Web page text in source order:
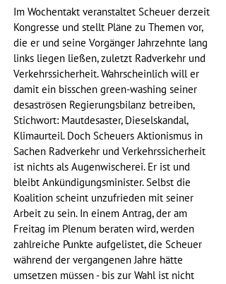
Im Wochentakt veranstaltet Scheuer derzeit
Kongresse und stellt Pläne zu Themen vor,
die er und seine Vorgänger Jahrzehnte lang
links liegen ließen, zuletzt Radverkehr und
Verkehrssicherheit. Wahrscheinlich will er
damit ein bisschen green-washing seiner
desaströsen Regierungsbilanz betreiben,
Stichwort: Mautdesaster, Dieselskandal,
Klimaurteil. Doch Scheuers Aktionismus in
Sachen Radverkehr und Verkehrssicherheit
ist nichts als Augenwischerei. Er ist und
bleibt Ankündigungsminister. Selbst die
Koalition scheint unzufrieden mit seiner
Arbeit zu sein. In einem Antrag, der am
Freitag im Plenum beraten wird, werden
zahlreiche Punkte aufgelistet, die Scheuer
während der vergangenen Jahre hätte
umsetzen müssen - bis zur Wahl ist nicht